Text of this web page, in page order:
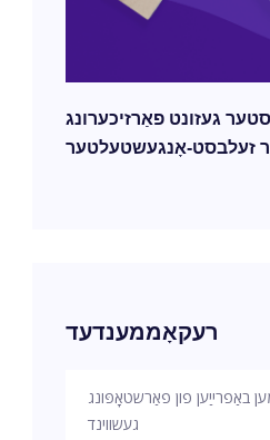
געזונט פאַרזיכערונג
זעלבסט-אָנגעשטעלטער
רעקאָממענדעד
באַפרייַען פון פאַרשטאָפּונג
געשווינד